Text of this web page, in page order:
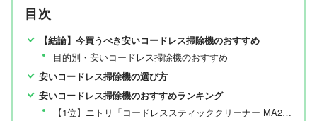
目次
【結論】今買うべき安いコードレス掃除機のおすすめ
目的別・安いコードレス掃除機のおすすめ
安いコードレス掃除機の選び方
安いコードレス掃除機のおすすめランキング
【1位】ニトリ「コードレススティッククリーナー MA201SC」